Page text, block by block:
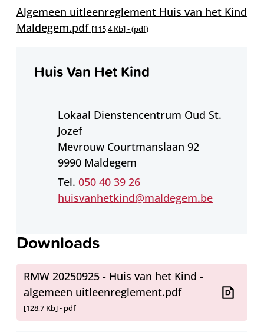
Algemeen uitleenreglement Huis van het Kind
Maldegem.pdf 115,4 Kb (pdf)
Huis Van Het Kind
AdresLokaal Dienstencentrum Oud St.
Jozef
Mevrouw Courtmanslaan 92
,9990 Maldegem
050 40 39 26
E-mailhuisvanhetkind@maldegem.be
Downloads
RMW 20250925 - Huis van het Kind -
algemeen uitleenreglement.pdf
128,7 Kb pdf